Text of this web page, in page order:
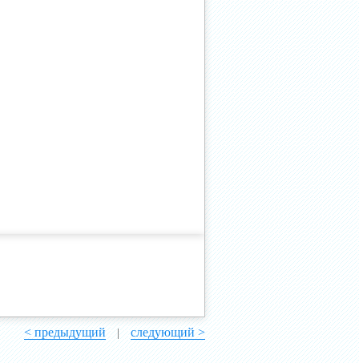
< предыдущий | следующий >